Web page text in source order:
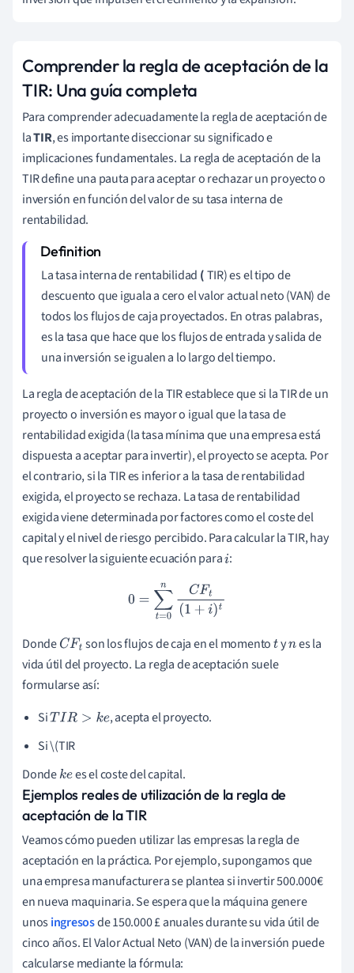
Comprender la regla de aceptación de la
TIR: Una guía completa
Para comprender adecuadamente la regla de aceptación de
laTIR, es importante diseccionar su significado e
implicaciones fundamentales. La regla de aceptación de la
TIR define una pauta para aceptar o rechazar un proyecto o
inversión en función del valor de su tasa interna de
rentabilidad.
La tasa interna de rentabilidad (TIR) es el tipo de
descuento que iguala a cero el valor actual neto (VAN) de
todos los flujos de caja proyectados. En otras palabras,
es la tasa que hace que los flujos de entrada y salida de
una inversión se igualen a lo largo del tiempo.
La regla de aceptación de la TIR establece que si la TIR de un
proyecto o inversión es mayor o igual que la tasa de
rentabilidad exigida (la tasa mínima que una empresa está
dispuesta a aceptar para invertir), el proyecto se acepta. Por
el contrario, si la TIR es inferior a la tasa de rentabilidad
exigida, el proyecto se rechaza. La tasa de rentabilidad
exigida viene determinada por factores como el coste del
capital y el nivel de riesgo percibido. Para calcular la TIR, hay
que resolver la siguiente ecuación parai:
t=0n Ft(1+i)
DondeCFt son los flujos de caja en el momentotyn es la
vida útil del proyecto. La regla de aceptación suele
formularse así:
SiTIR>k e
, acepta el proyecto.
Si \(TIR
Dondeke es el coste del capital.
Ejemplos reales de utilización de la regla de
aceptación de la TIR
Veamos cómo pueden utilizar las empresas la regla de
aceptación en la práctica. Por ejemplo, supongamos que
una empresa manufacturera se plantea si invertir 500.000€
en nueva maquinaria. Se espera que la máquina genere
unosingresosde 150.000 £ anuales durante su vida útil de
cinco años. El Valor Actual Neto (VAN) de la inversión puede
calcularse mediante la fórmula: